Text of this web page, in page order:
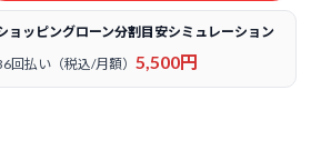
ョッピングローン分割目安シミュレーション
回払い（税込/月額） 5,500円